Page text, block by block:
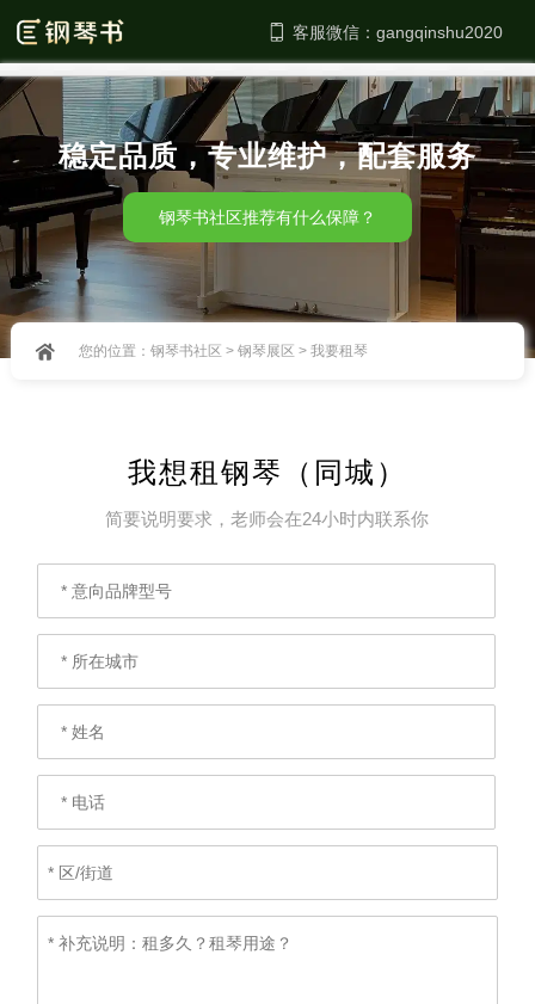
客服微信：
稳定品质，专业维护，配套服务
钢琴书社区推荐有什么保障？
您的位置： 钢琴书社区 > 钢琴展区 > 我要租琴
我想租钢琴（同城）
简要说明要求，老师会在24小时内联系你